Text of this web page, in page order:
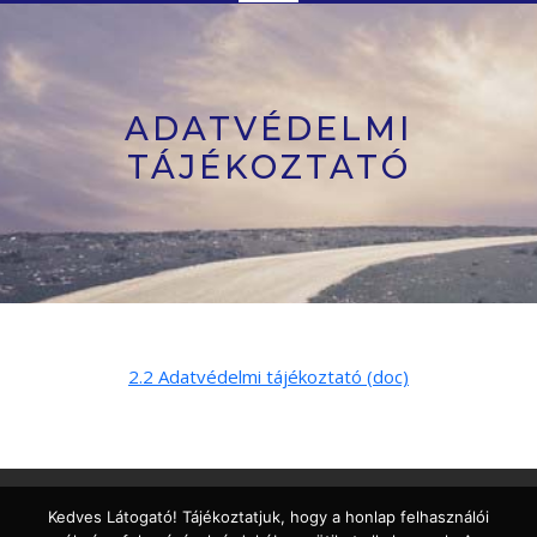
Button
ADATVÉDELMI
TÁJÉKOZTATÓ
2.2 Adatvédelmi tájékoztató (doc)
Kedves Látogató! Tájékoztatjuk, hogy a honlap felhasználói